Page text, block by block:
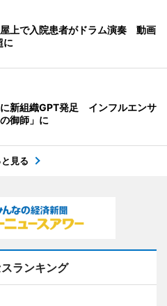
上で入院患者がドラム演奏 動画
に
新組織GPT発足 インフルエンサ
御師」に
見る
ランキング